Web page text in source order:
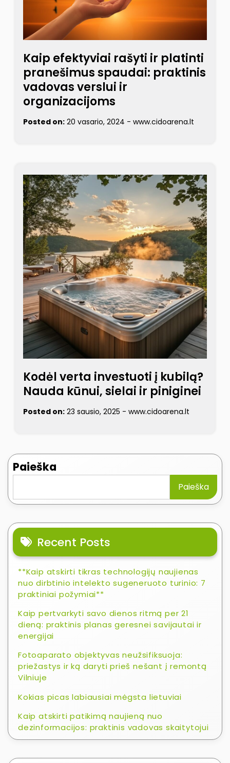
Kaip efektyviai rašyti ir platinti
pranešimus spaudai: praktinis
vadovas verslui ir
organizacijoms
Posted on: 20 vasario, 2024 - www.cidoarena.lt
Kodėl verta investuoti į kubilą?
Nauda kūnui, sielai ir piniginei
Posted on: 23 sausio, 2025 - www.cidoarena.lt
Paieška
Paieška
Recent Posts
**Kaip atskirti tikras technologijų naujienas
nuo dirbtinio intelekto sugeneruoto turinio: 7
praktiniai požymiai**
Kaip pertvarkyti savo dienos ritmą per 21
dieną: praktinis planas geresnei savijautai ir
energijai
Fotoaparato objektyvas neužsifiksuoja:
priežastys ir ką daryti prieš nešant į remontą
Vilniuje
Kokias picas labiausiai mėgsta lietuviai
Kaip atskirti patikimą naujieną nuo
dezinformacijos: praktinis vadovas skaitytojui